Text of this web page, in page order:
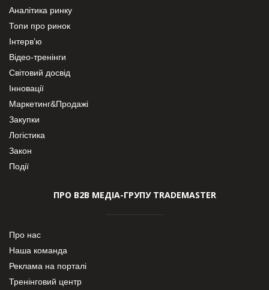
Аналітика ринку
Топи про ринок
Інтерв’ю
Відео-тренінги
Світовий досвід
Інновації
Маркетинг&Продажі
Закупки
Логістика
Закон
Події
ПРО В2В МЕДІА-ГРУПУ TRADEMASTER
Про нас
Наша команда
Реклама на порталі
Тренінговий центр